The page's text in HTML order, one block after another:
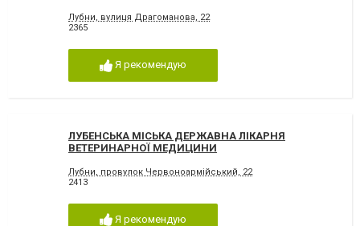
Лубни, вулиця Драгоманова, 22
2365
Я рекомендую
ЛУБЕНСЬКА МІСЬКА ДЕРЖАВНА ЛІКАРНЯ
ВЕТЕРИНАРНОЇ МЕДИЦИНИ
Лубни, провулок Червоноармійський, 22
2413
Я рекомендую